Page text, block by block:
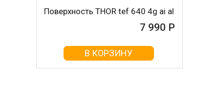
Поверхность THOR tef 640 4g ai al
7 990 Р
В КОРЗИНУ